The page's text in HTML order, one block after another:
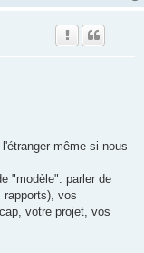
même si nous
"modèle": parler de
vos
votre projet, vos